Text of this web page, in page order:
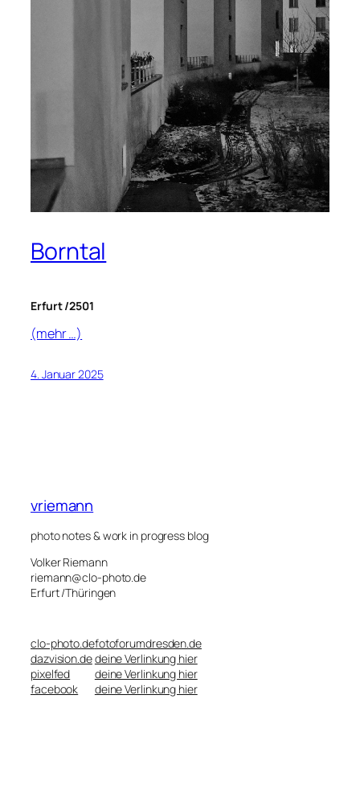
Borntal
Erfurt /2501
(mehr …)
4. Januar 2025
vriemann
photo notes & work in progress blog
Volker Riemann
riemann@clo-photo.de
Erfurt /Thüringen
clo-photo.de
dazvision.de
pixelfed
facebook
fotoforumdresden.de
deine Verlinkung hier
deine Verlinkung hier
deine Verlinkung hier